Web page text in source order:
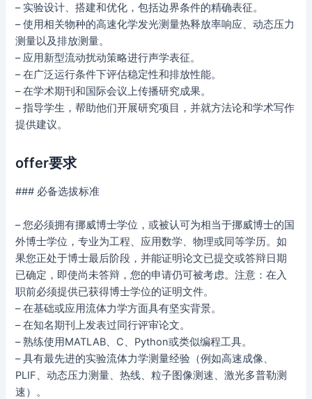
– 实验设计、搭建和优化，包括边界条件的精确表征。
– 使用相关物种的高速化学发光测量热释放率响应、动态压力
测量以及排放测量。
– 应用新型流动扰动策略进行声学表征。
– 在广泛运行条件下评估稳定性和排放性能。
– 在学术期刊和国际会议上传播研究成果。
– 指导学生，帮助他们开展研究项目，并就方法论和学术写作
提供建议。
offer要求
### 必备选拔标准
– 您必须拥有挪威博士学位，或被认可为相当于挪威博士的国
外博士学位，专业为工程、应用数学、物理或同等学历。如
果您正处于博士最后阶段，并能证明论文已提交或答辩日期
已确定，即使尚未答辩，您的申请仍可被考虑。注意：在入
职前必须提供已获得博士学位的证明文件。
– 在基础或应用流体力学方面具有坚实背景。
– 在知名期刊上发表过同行评审论文。
– 熟练使用MATLAB、C、Python或类似编程工具。
– 具有最先进的实验流体力学测量经验（例如高速成像、
PLIF、动态压力测量、热线、粒子图像测速、激光多普勒测
速）。